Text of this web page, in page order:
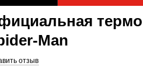
Man
отзыв